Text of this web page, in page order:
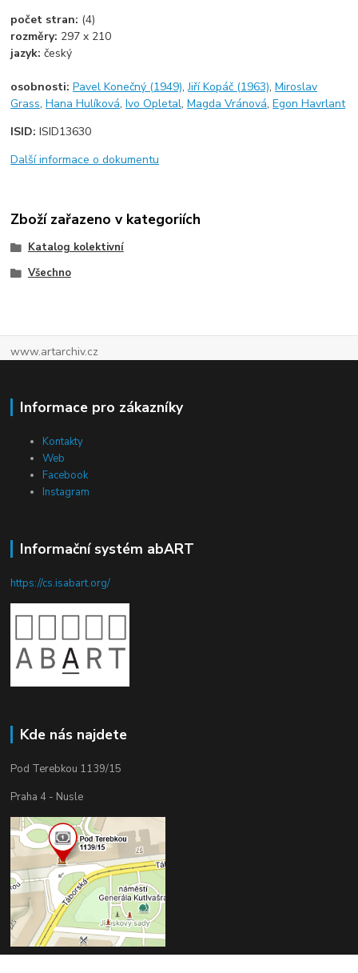
počet stran: (4)
rozměry: 297 x 210
jazyk:český
osobnosti:Pavel Konečný (1949),Jiří Kopáč (1963),Miroslav
Grass,Hana Hulíková,Ivo Opletal,Magda Vránová,Egon Havrlant
ISID:ISID13630
Další informace o dokumentu
Zboží zařazeno v kategoriích
Katalog kolektivní
Všechno
www.artarchiv.cz
Informace pro zákazníky
Kontakty
Web
Facebook
Instagram
Informační systém abART
https://cs.isabart.org/
Kde nás najdete
Pod Terebkou 1139/15
Praha 4 - Nusle